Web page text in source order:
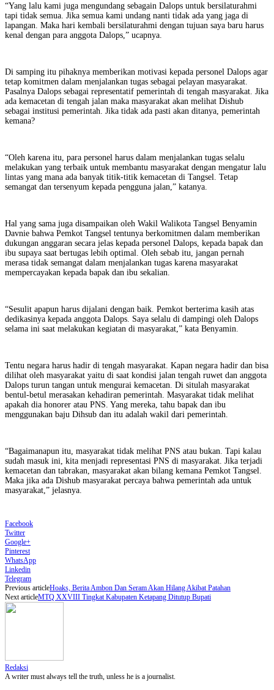
“Yang lalu kami juga mengundang sebagain Dalops untuk bersilaturahmi
tapi tidak semua. Jika semua kami undang nanti tidak ada yang jaga di
lapangan. Maka hari kembali bersilaturahmi dengan tujuan saya baru harus
kenal dengan para anggota Dalops,” ucapnya.
Di samping itu pihaknya memberikan motivasi kepada personel Dalops agar
tetap komitmen dalam menjalankan tugas sebagai pelayan masyarakat.
Pasalnya Dalops sebagai representatif pemerintah di tengah masyarakat. Jika
ada kemacetan di tengah jalan maka masyarakat akan melihat Dishub
sebagai institusi pemerintah. Jika tidak ada pasti akan ditanya, pemerintah
kemana?
“Oleh karena itu, para personel harus dalam menjalankan tugas selalu
melakukan yang terbaik untuk membantu masyarakat dengan mengatur lalu
lintas yang mana ada banyak titik-titik kemacetan di Tangsel. Tetap
semangat dan tersenyum kepada pengguna jalan,” katanya.
Hal yang sama juga disampaikan oleh Wakil Walikota Tangsel Benyamin
Davnie bahwa Pemkot Tangsel tentunya berkomitmen dalam memberikan
dukungan anggaran secara jelas kepada personel Dalops, kepada bapak dan
ibu supaya saat bertugas lebih optimal. Oleh sebab itu, jangan pernah
merasa tidak semangat dalam menjalankan tugas karena masyarakat
mempercayakan kepada bapak dan ibu sekalian.
“Sesulit apapun harus dijalani dengan baik. Pemkot berterima kasih atas
dedikasinya kepada anggota Dalops. Saya selalu di dampingi oleh Dalops
selama ini saat melakukan kegiatan di masyarakat,” kata Benyamin.
Tentu negara harus hadir di tengah masyarakat. Kapan negara hadir dan bisa
dilihat oleh masyarakat yaitu di saat kondisi jalan tengah ruwet dan anggota
Dalops turun tangan untuk mengurai kemacetan. Di situlah masyarakat
bentul-betul merasakan kehadiran pemerintah. Masyarakat tidak melihat
apakah dia honorer atau PNS. Yang mereka, tahu bapak dan ibu
menggunakan baju Dihsub dan itu adalah wakil dari pemerintah.
“Bagaimanapun itu, masyarakat tidak melihat PNS atau bukan. Tapi kalau
sudah masuk ini, kita menjadi representasi PNS di masyarakat. Jika terjadi
kemacetan dan tabrakan, masyarakat akan bilang kemana Pemkot Tangsel.
Maka jika ada Dishub masyarakat percaya bahwa pemerintah ada untuk
masyarakat,” jelasnya.
Facebook
Twitter
Google+
Pinterest
WhatsApp
Linkedin
Telegram
Previous articleHoaks, Berita Ambon Dan Seram Akan Hilang Akibat Patahan
Next articleMTQ XXVIII Tingkat Kabupaten Ketapang Ditutup Bupati
Redaksi
A writer must always tell the truth, unless he is a journalist.